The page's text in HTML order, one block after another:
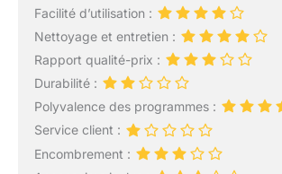
Facilité d’utilisation :
Nettoyage et entretien :
Rapport qualité-prix :
Durabilité :
Polyvalence des programmes :
Service client :
Encombrement :